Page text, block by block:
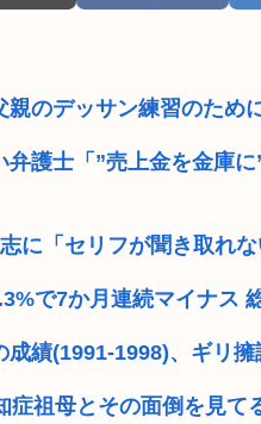
高市早苗
とないんやけどさ??
話してる時、おぱーい見て
よりしのりを支持するわ
親のデッサン練習のため
弁護士「”売上金を金庫
に「セリフが聞き取れ
で7か月連続マイナス
成績(1991-1998)、ギリ
症祖母とその面倒を見